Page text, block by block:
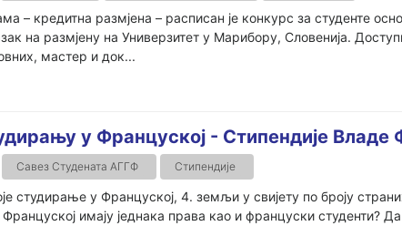
– кредитна размјена – расписан је конкурс за студенте
на размјену на Универзитет у Марибору, Словенија.
мастер и док...
у Француској - Стипендије Владе
Савез Студената АГГФ Стипендије
студирање у Француској, 4. земљи у свијету по броју
имају једнака права као и француски студенти? Да